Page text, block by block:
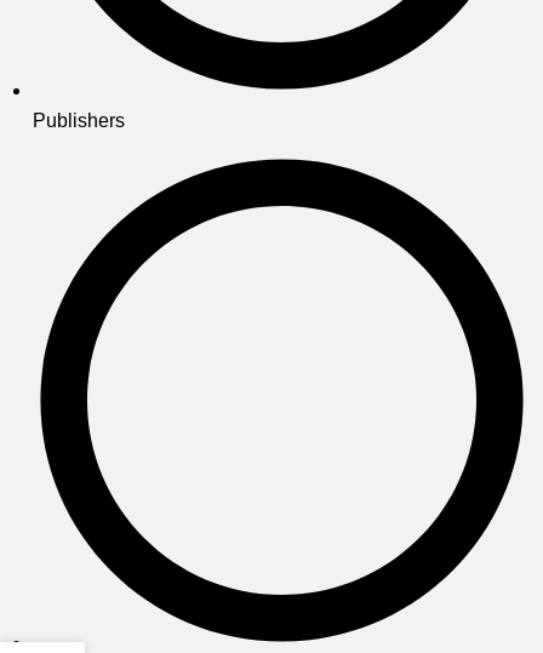
Publishers